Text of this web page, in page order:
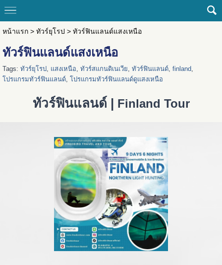
หน้าแรก> ทัวร์ยุโรป > ทัวร์ฟินแลนด์แสงเหนือ
ทัวร์ฟินแลนด์แสงเหนือ
Tags: ทัวร์ยุโรป, แสงเหนือ, ทัวร์สแกนดิเนเวีย, ทัวร์ฟินแลนด์, finland,
โปรแกรมทัวร์ฟินแลนด์, โปรแกรมทัวร์ฟินแลนด์ดูแสงเหนือ
ทัวร์ฟินแลนด์ | Finland Tour